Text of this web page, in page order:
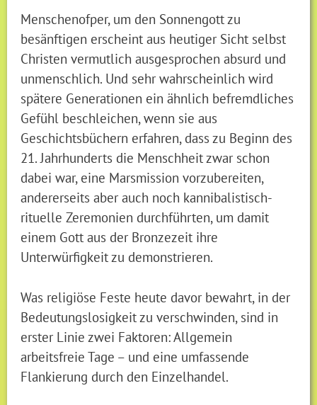
Menschenofper, um den Sonnengott zu
besänftigen erscheint aus heutiger Sicht selbst
Christen vermutlich ausgesprochen absurd und
unmenschlich. Und sehr wahrscheinlich wird
spätere Generationen ein ähnlich befremdliches
Gefühl beschleichen, wenn sie aus
Geschichtsbüchern erfahren, dass zu Beginn des
21. Jahrhunderts die Menschheit zwar schon
dabei war, eine Marsmission vorzubereiten,
andererseits aber auch noch kannibalistisch-
rituelle Zeremonien durchführten, um damit
einem Gott aus der Bronzezeit ihre
Unterwürfigkeit zu demonstrieren.
Was religiöse Feste heute davor bewahrt, in der
Bedeutungslosigkeit zu verschwinden, sind in
erster Linie zwei Faktoren: Allgemein
arbeitsfreie Tage – und eine umfassende
Flankierung durch den Einzelhandel.